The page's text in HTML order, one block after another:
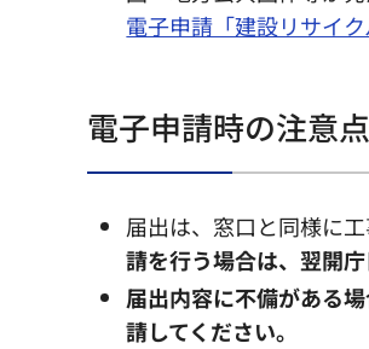
電子申請「建設リサイ
電子申請時の注意点
届出は、窓口と同様に
請を行う場合は、翌開
届出内容に不備がある
請してください。